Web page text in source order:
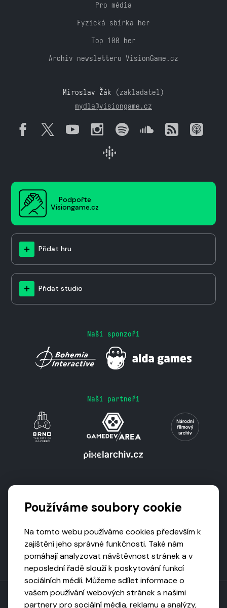
Pro média
Fyzická sbírka her
Top 100 her
Archiv newsletteru VisionGame.cz
Miroslav Žák (zakladatel)
mydla@visiongame.cz
Podpořte
Visiongame.cz
Přidat hru
Přidat studio
Naši sponzoři
Naši partneři
Používáme soubory cookie
Na tomto webu používáme cookies především k
zajištění jeho správné funkčnosti. Také nám
pomáhají analyzovat návštěvnost stránek a v
neposlední řadě slouží k poskytování funkcí
sociálních médií. Můžeme sdílet informace o
vašem používání webových stránek s našimi
partnery pro sociální média, reklamu a analýzy,